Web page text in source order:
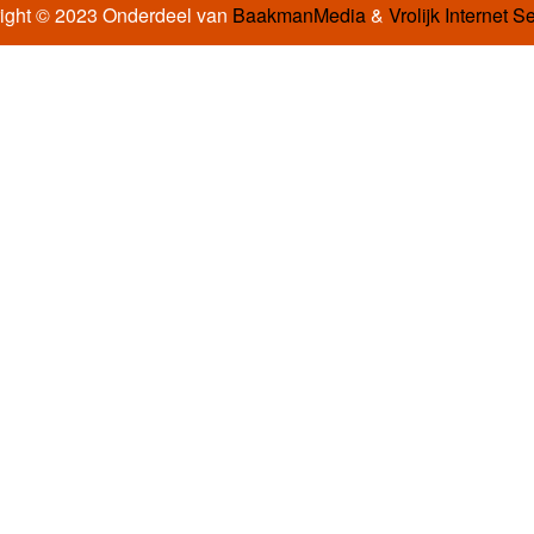
© 2023 Onderdeel van BaakmanMedia& Vrolijk Internet